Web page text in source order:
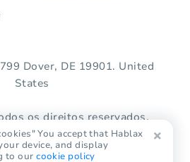
Dover, DE 19901. United
States
os direitos reservados.
You accept that Hablax
device, and display
to ourcookie policy